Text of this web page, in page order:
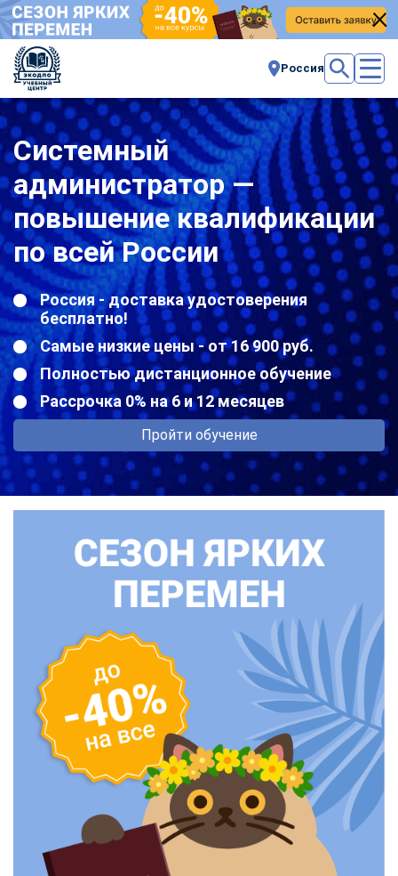
Россия
Системный
администратор —
повышение квалификации
по всей России
Россия - доставка удостоверения
бесплатно!
Самые низкие цены - от 16 900 руб.
Полностью дистанционное обучение
Рассрочка 0% на 6 и 12 месяцев
Пройти обучение